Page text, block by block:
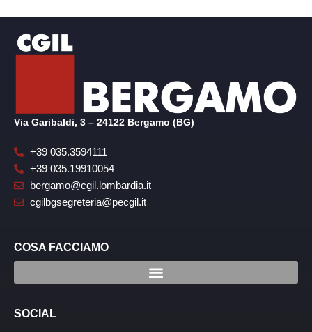
Via Garibaldi, 3 – 24122 Bergamo (BG)
+39 035.3594111
+39 035.19910054
bergamo@cgil.lombardia.it
cgilbgsegreteria@pecgil.it
COSA FACCIAMO
SOCIAL